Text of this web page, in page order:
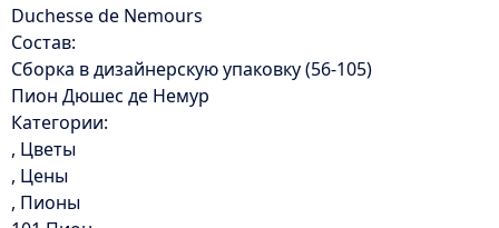
Duchesse de Nemours
Состав:
Сборка в дизайнерскую упаковку (56-105)
Пион Дюшес де Немур
Категории:
, Цветы
, Цены
, Пионы